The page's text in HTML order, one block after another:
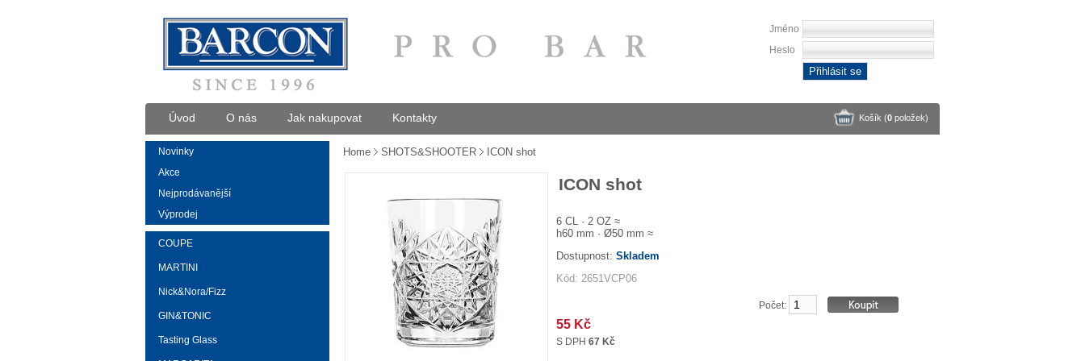
Košík (0 položek)
Jméno
Heslo
Přihlásit se
Úvod O nás Jak nakupovat Kontakty
Novinky
Akce
Nejprodávanější
Výprodej
COUPE
MARTINI
Nick&Nora/Fizz
GIN&TONIC
Tasting Glass
Home SHOTS&SHOOTER ICON shot
ICON shot
6 CL · 2 OZ ≈
h60 mm · Ø50 mm ≈
Dostupnost: Skladem
Kód: 2651VCP06
Počet:
55 Kč
S DPH 67 Kč